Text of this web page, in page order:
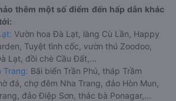
thêm một số điểm đến hấp dẫn khác
Vườn hoa Đà Lạt, làng Cù Lần, Happy
Tuyệt tình cốc, vườn thú Zoodoo,
Lạt, đồi chè Cầu Đất,...
Trang: Bãi biển Trần Phú, tháp Trầm
đá, chợ đêm Nha Trang, đảo Hòn Mun,
đảo Điệp Sơn, thác bà Ponagar,...